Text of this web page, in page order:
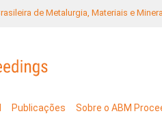
de Metalurgia, Materiais e
Publicações Sobre o ABM